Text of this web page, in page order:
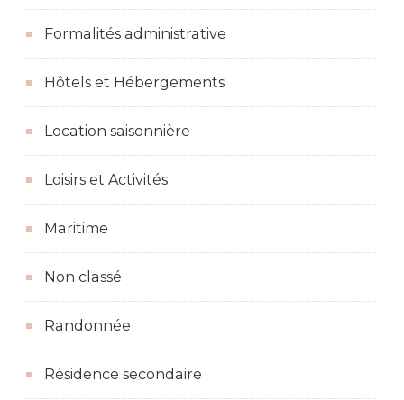
Formalités administrative
Hôtels et Hébergements
Location saisonnière
Loisirs et Activités
Maritime
Non classé
Randonnée
Résidence secondaire